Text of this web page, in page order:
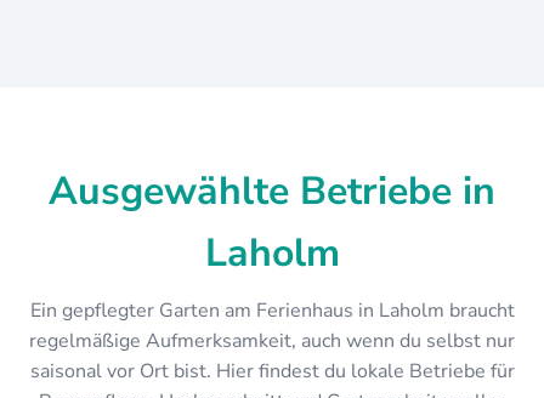
Ausgewählte Betriebe in
Laholm
Ein gepflegter Garten am Ferienhaus in Laholm braucht
regelmäßige Aufmerksamkeit, auch wenn du selbst nur
saisonal vor Ort bist. Hier findest du lokale Betriebe für